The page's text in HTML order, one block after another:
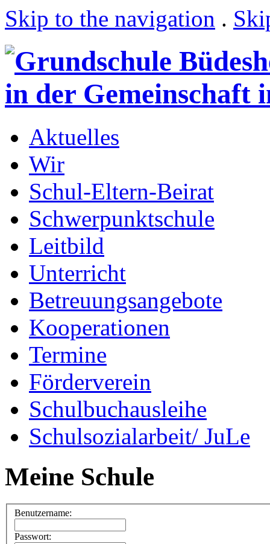
Skip to the navigation .
Aktuelles
Wir
Schul-Eltern-Beirat
Schwerpunktschule
Leitbild
Unterricht
Betreuungsangebote
Kooperationen
Termine
Förderverein
Schulbuchausleihe
Schulsozialarbeit/ JuLe
Meine Schule
Benutzername:
Passwort: